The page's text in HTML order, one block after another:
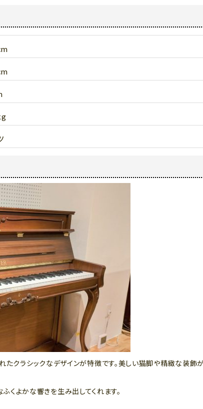
たクラシックなデザインが特徴です。美しい猫脚や精緻な装飾
くよかな響きを生み出してくれます。